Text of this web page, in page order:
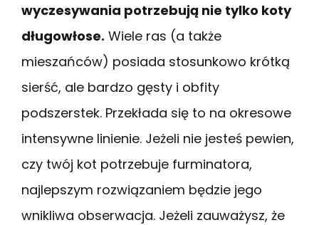
wyczesywania potrzebują nie tylko koty
długowłose. Wiele ras (a także
mieszańców) posiada stosunkowo krótką
sierść, ale bardzo gęsty i obfity
podszerstek. Przekłada się to na okresowe
intensywne linienie. Jeżeli nie jesteś pewien,
czy twój kot potrzebuje furminatora,
najlepszym rozwiązaniem będzie jego
wnikliwa obserwacja. Jeżeli zauważysz, że